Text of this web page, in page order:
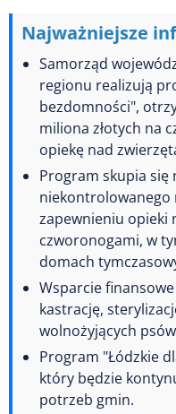
Najważniejsze
Samorząd
regionu realizują
bezdomności",
miliona złotych na
opiekę nad
Program skupia
niekontrolowanego
zapewnieniu opieki
czworonogami, w
domach
Wsparcie
kastrację,
wolnożyjących
Program "Łódzkie
który będzie
potrzeb gmin.